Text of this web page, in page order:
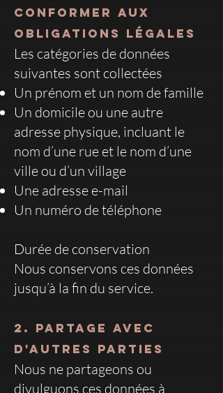
conformer aux
obligations légales
Les catégories de données
suivantes sont collectées
Un prénom et un nom de famille
Un domicile ou une autre
adresse physique, incluant le
nom d’une rue et le nom d’une
ville ou d’un village
Une adresse e-mail
Un numéro de téléphone
Durée de conservation
Nous conservons ces données
jusqu’à la fin du service.
2. Partage avec
d'autres parties
Nous ne partageons ou
divulguons ces données à